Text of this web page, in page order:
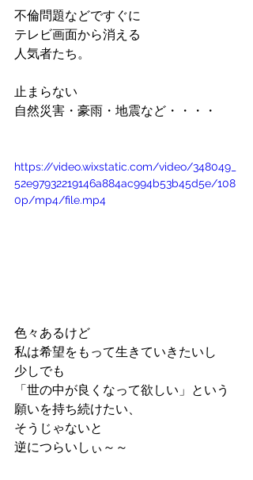
不倫問題などですぐに
テレビ画面から消える
人気者たち。
止まらない
自然災害・豪雨・地震など・・・・
https://video.wixstatic.com/video/348049_
52e97932219146a884ac994b53b45d5e/108
0p/mp4/file.mp4
色々あるけど
私は希望をもって生きていきたいし
少しでも
「世の中が良くなって欲しい」という
願いを持ち続けたい、
そうじゃないと
逆につらいしぃ～～